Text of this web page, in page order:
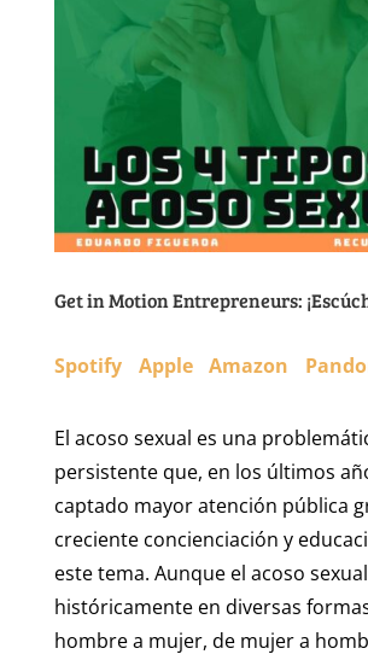
Get in Motion Entrepreneurs:
Spotify Apple Amazon
El acoso sexual es una
persistente que, en los últimos
captado mayor atención pública
creciente concienciación y
este tema. Aunque el acoso
históricamente en diversas
hombre a mujer, de mujer a